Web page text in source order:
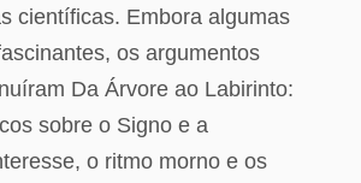
científicas. Embora algumas
os argumentos
Da Árvore ao Labirinto:
sobre o Signo e a
o ritmo morno e os